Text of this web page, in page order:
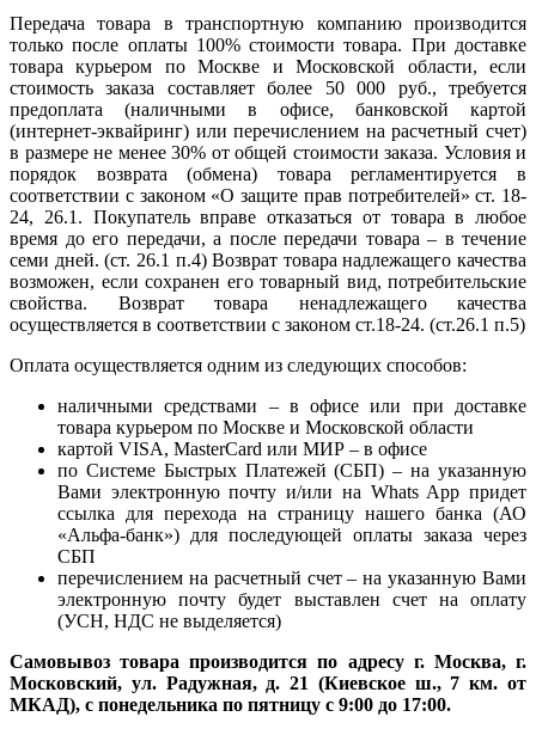
Передача товара в транспортную компанию производится
только после оплаты 100% стоимости товара. При доставке
товара курьером по Москве и Московской области, если
стоимость заказа составляет более 50 000 руб., требуется
предоплата (наличными в офисе, банковской картой
(интернет-эквайринг) или перечислением на расчетный счет)
в размере не менее 30% от общей стоимости заказа. Условия и
порядок возврата (обмена) товара регламентируется в
соответствии с законом «О защите прав потребителей» ст. 18-
24, 26.1. Покупатель вправе отказаться от товара в любое
время до его передачи, а после передачи товара – в течение
семи дней. (ст. 26.1 п.4) Возврат товара надлежащего качества
возможен, если сохранен его товарный вид, потребительские
свойства. Возврат товара ненадлежащего качества
осуществляется в соответствии с законом ст.18-24. (ст.26.1 п.5)
Оплата осуществляется одним из следующих способов:
наличными средствами – в офисе или при доставке
товара курьером по Москве и Московской области
картой VISA, MasterCard или МИР – в офисе
по Системе Быстрых Платежей (СБП) – на указанную
Вами электронную почту и/или на Whats App придет
ссылка для перехода на страницу нашего банка (АО
«Альфа-банк») для последующей оплаты заказа через
СБП
перечислением на расчетный счет – на указанную Вами
электронную почту будет выставлен счет на оплату
(УСН, НДС не выделяется)
Самовывоз товара производится по адресу г. Москва, г.
Московский, ул. Радужная, д. 21 (Киевское ш., 7 км. от
МКАД), с понедельника по пятницу с 9:00 до 17:00.